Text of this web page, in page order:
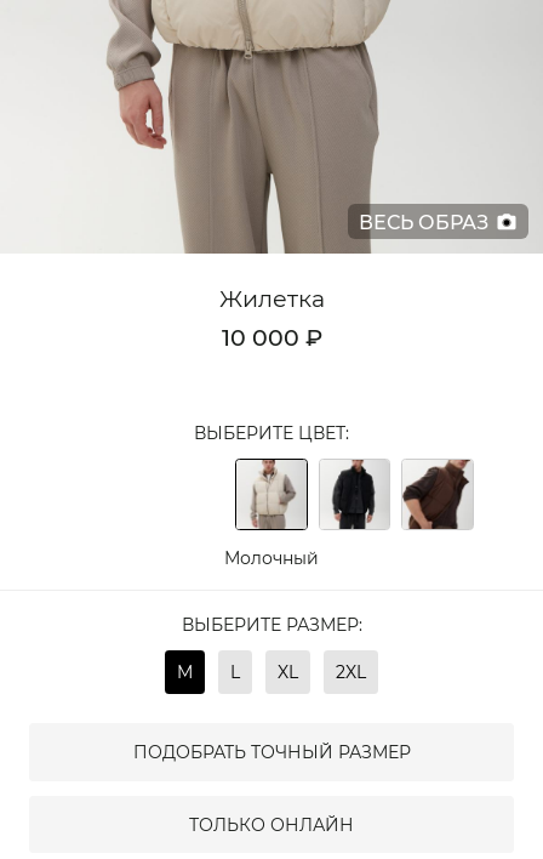
ВЕСЬ ОБРАЗ
Жилетка
10 000 ₽
ВЫБЕРИТЕ ЦВЕТ:
Молочный
ВЫБЕРИТЕ РАЗМЕР:
M L XL 2XL
ПОДОБРАТЬ ТОЧНЫЙ РАЗМЕР
ТОЛЬКО ОНЛАЙН
Кардиганы
Комплекты
Лонгсливы